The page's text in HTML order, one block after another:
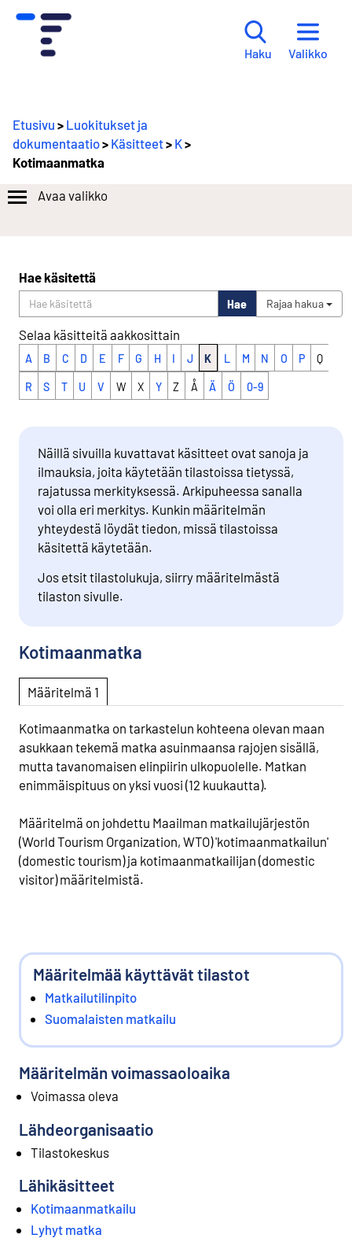
Haku Valikko
Etusivu > Luokitukset ja
dokumentaatio> Käsitteet> K>
Kotimaanmatka
Avaa valikko
Hae käsitettä
Hae Rajaa hakua
Selaa käsitteitä aakkosittain
A B C D E F G H I J K L M N O P Q
R S T U V W X Y Z Å Ä Ö 0-9
Näillä sivuilla kuvattavat käsitteet ovat sanoja ja
ilmauksia, joita käytetään tilastoissa tietyssä,
rajatussa merkityksessä. Arkipuheessa sanalla
voi olla eri merkitys. Kunkin määritelmän
yhteydestä löydät tiedon, missä tilastoissa
käsitettä käytetään.
Jos etsit tilastolukuja, siirry määritelmästä
tilaston sivulle.
Kotimaanmatka
Määritelmä 1
Kotimaanmatka on tarkastelun kohteena olevan maan
asukkaan tekemä matka asuinmaansa rajojen sisällä,
mutta tavanomaisen elinpiirin ulkopuolelle. Matkan
enimmäispituus on yksi vuosi (12 kuukautta).
Määritelmä on johdettu Maailman matkailujärjestön
(World Tourism Organization, WTO) 'kotimaanmatkailun'
(domestic tourism) ja kotimaanmatkailijan (domestic
visitor) määritelmistä.
Määritelmää käyttävät tilastot
Matkailutilinpito
Suomalaisten matkailu
Määritelmän voimassaoloaika
Voimassa oleva
Lähdeorganisaatio
Tilastokeskus
Lähikäsitteet
Kotimaanmatkailu
Lyhyt matka